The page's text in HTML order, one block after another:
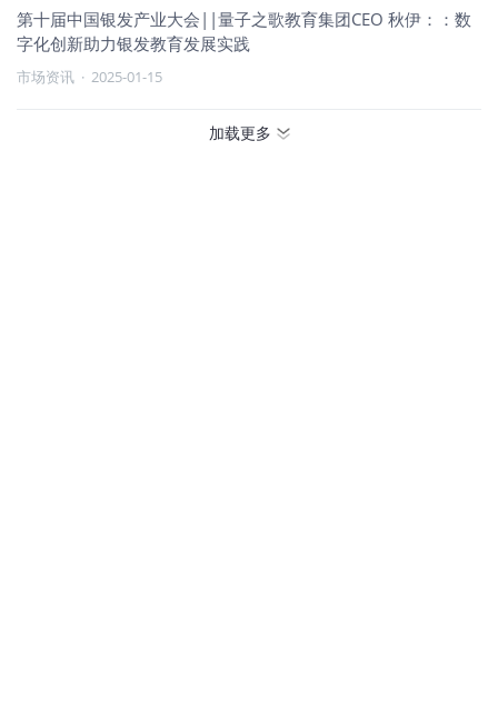
第十届中国银发产业大会||量子之歌教育集团CEO 秋伊：：数
字化创新助力银发教育发展实践
市场资讯 · 2025-01-15
加载更多